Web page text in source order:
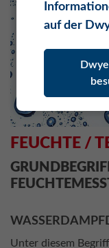
FEUCHTE /
Unter diesem
auf der